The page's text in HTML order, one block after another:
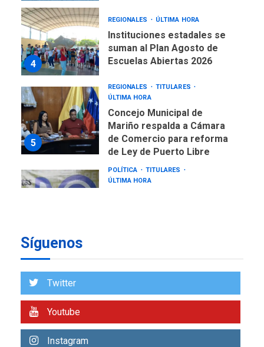
4
REGIONALES ÚLTIMA HORA
Instituciones estadales se
suman al Plan Agosto de
Escuelas Abiertas 2026
5
REGIONALES
TITULARES
ÚLTIMA HORA
Concejo Municipal de
Mariño respalda a Cámara
de Comercio para reforma
de Ley de Puerto Libre
POLÍTICA
TITULARES
ÚLTIMA HORA
7
asegura Gustavo Duque
Síguenos
Twitter
Youtube
Instagram